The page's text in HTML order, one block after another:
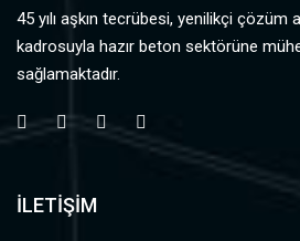
45 yılı aşkın tecrübesi, yenilikçi çözüm
kadrosuyla hazır beton sektörüne
sağlamaktadır.
İLETİŞİM